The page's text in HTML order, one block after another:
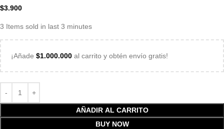
$3.900
3 Items sold in last 3 minutes
¡Añade $1.000.000 al carrito y obtén envío gratis!
AÑADIR AL CARRITO
BUY NOW